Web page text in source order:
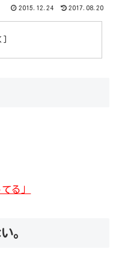
2015.12.24 2017.08.20
る」
。